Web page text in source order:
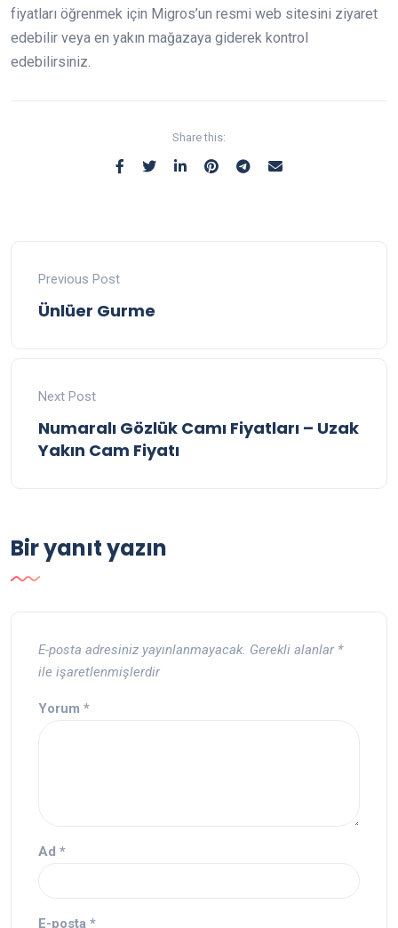
fiyatları öğrenmek için Migros’un resmi web sitesini ziyaret
edebilir veya en yakın mağazaya giderek kontrol
edebilirsiniz.
Share this:
Previous Post
Ünlüer Gurme
Next Post
Numaralı Gözlük Camı Fiyatları – Uzak
Yakın Cam Fiyatı
Bir yanıt yazın
E-posta adresiniz yayınlanmayacak. Gerekli alanlar *
ile işaretlenmişlerdir
Yorum *
Ad *
E-posta *